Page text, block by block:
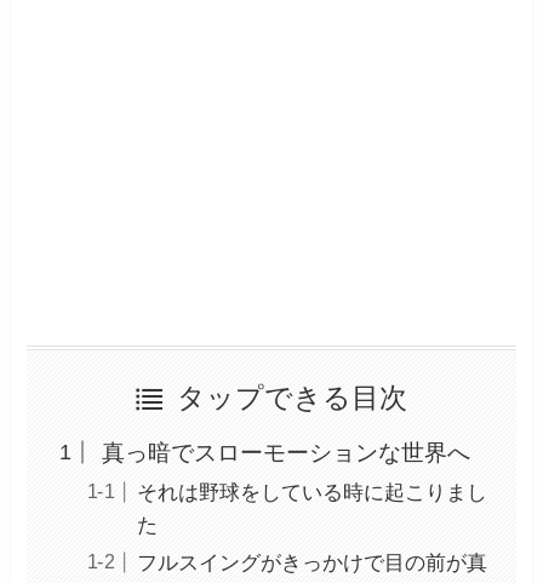
タップできる目次
真っ暗でスローモーションな世界へ
それは野球をしている時に起こりまし
た
フルスイングがきっかけで目の前が真